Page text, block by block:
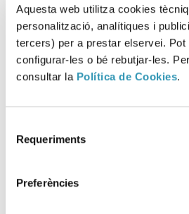
Aquesta web utilitza cookies
personalització, analítiques i
tercers) per a prestar elservei. Pot
configurar-les o bé rebutjar-les.
consultar la Política de Cookies.
Requeriments
Preferències
adoptant, a més d’un abordatge de
perspectiva interseccional, és a dir,
diversos eixos de desigualtat.
diferències i desigualtats de gènere
relacionats amb la salut i altres
condicions de vida, l’estat de salut i
intersectorials amb perspectiva de